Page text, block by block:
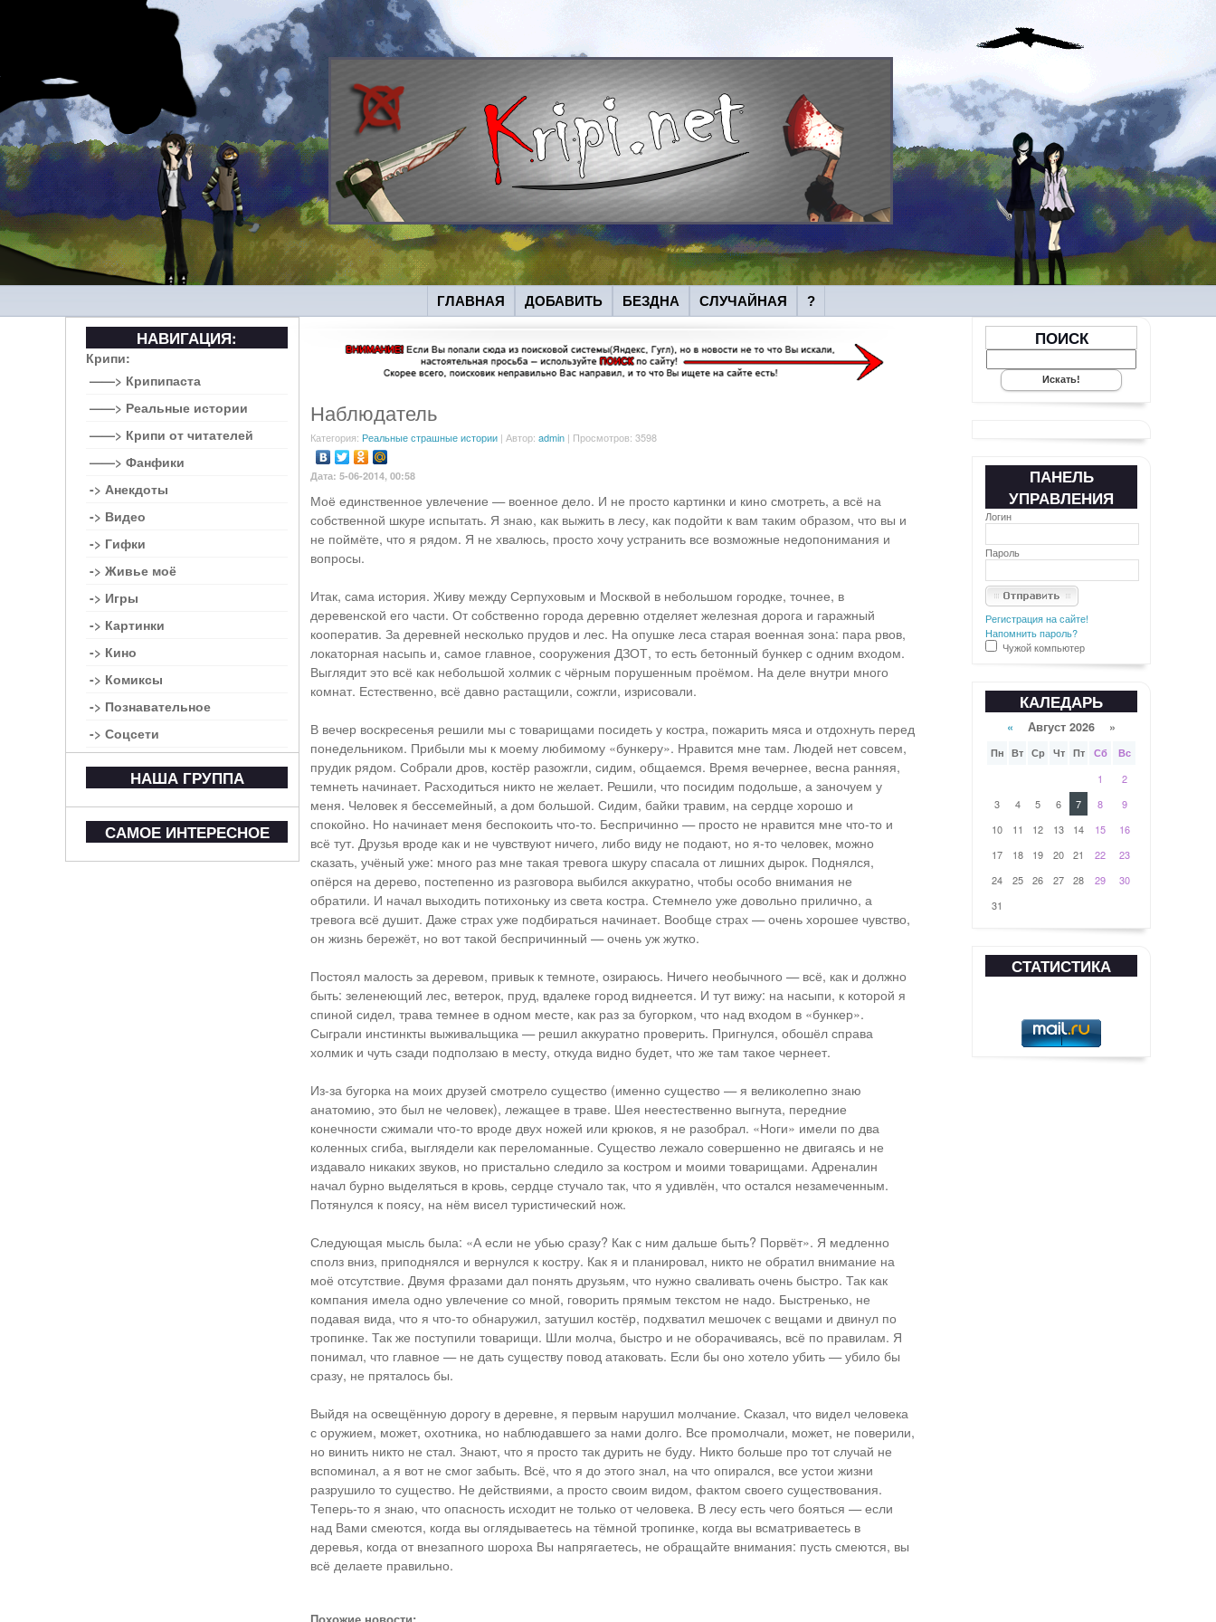
ГЛАВНАЯ ДОБАВИТЬ БЕЗДНА СЛУЧАЙНАЯ ?
Наблюдатель
Категория: Реальные страшные истории| Автор: admin| Просмотров: 3598
Дата: 5-06-2014, 00:58
Моё единственное увлечение — военное дело. И не просто картинки и кино смотреть, а всё на
собственной шкуре испытать. Я знаю, как выжить в лесу, как подойти к вам таким образом, что вы и
не поймёте, что я рядом. Я не хвалюсь, просто хочу устранить все возможные недопонимания и
вопросы.
Итак, сама история. Живу между Серпуховым и Москвой в небольшом городке, точнее, в
деревенской его части. От собственно города деревню отделяет железная дорога и гаражный
кооператив. За деревней несколько прудов и лес. На опушке леса старая военная зона: пара рвов,
локаторная насыпь и, самое главное, сооружения ДЗОТ, то есть бетонный бункер с одним входом.
Выглядит это всё как небольшой холмик с чёрным порушенным проёмом. На деле внутри много
комнат. Естественно, всё давно растащили, сожгли, изрисовали.
В вечер воскресенья решили мы с товарищами посидеть у костра, пожарить мяса и отдохнуть перед
понедельником. Прибыли мы к моему любимому «бункеру». Нравится мне там. Людей нет совсем,
прудик рядом. Собрали дров, костёр разожгли, сидим, общаемся. Время вечернее, весна ранняя,
темнеть начинает. Расходиться никто не желает. Решили, что посидим подольше, а заночуем у
меня. Человек я бессемейный, а дом большой. Сидим, байки травим, на сердце хорошо и
спокойно. Но начинает меня беспокоить что-то. Беспричинно — просто не нравится мне что-то и
всё тут. Друзья вроде как и не чувствуют ничего, либо виду не подают, но я-то человек, можно
сказать, учёный уже: много раз мне такая тревога шкуру спасала от лишних дырок. Поднялся,
опёрся на дерево, постепенно из разговора выбился аккуратно, чтобы особо внимания не
обратили. И начал выходить потихоньку из света костра. Стемнело уже довольно прилично, а
тревога всё душит. Даже страх уже подбираться начинает. Вообще страх — очень хорошее чувство,
он жизнь бережёт, но вот такой беспричинный — очень уж жутко.
Постоял малость за деревом, привык к темноте, озираюсь. Ничего необычного — всё, как и должно
быть: зеленеющий лес, ветерок, пруд, вдалеке город виднеется. И тут вижу: на насыпи, к которой я
спиной сидел, трава темнее в одном месте, как раз за бугорком, что над входом в «бункер».
Сыграли инстинкты выживальщика — решил аккуратно проверить. Пригнулся, обошёл справа
холмик и чуть сзади подползаю в месту, откуда видно будет, что же там такое чернеет.
Из-за бугорка на моих друзей смотрело существо (именно существо — я великолепно знаю
анатомию, это был не человек), лежащее в траве. Шея неестественно выгнута, передние
конечности сжимали что-то вроде двух ножей или крюков, я не разобрал. «Ноги» имели по два
коленных сгиба, выглядели как переломанные. Существо лежало совершенно не двигаясь и не
издавало никаких звуков, но пристально следило за костром и моими товарищами. Адреналин
начал бурно выделяться в кровь, сердце стучало так, что я удивлён, что остался незамеченным.
Потянулся к поясу, на нём висел туристический нож.
Следующая мысль была: «А если не убью сразу? Как с ним дальше быть? Порвёт». Я медленно
сполз вниз, приподнялся и вернулся к костру. Как я и планировал, никто не обратил внимание на
моё отсутствие. Двумя фразами дал понять друзьям, что нужно сваливать очень быстро. Так как
компания имела одно увлечение со мной, говорить прямым текстом не надо. Быстренько, не
подавая вида, что я что-то обнаружил, затушил костёр, подхватил мешочек с вещами и двинул по
тропинке. Так же поступили товарищи. Шли молча, быстро и не оборачиваясь, всё по правилам. Я
понимал, что главное — не дать существу повод атаковать. Если бы оно хотело убить — убило бы
сразу, не пряталось бы.
Выйдя на освещённую дорогу в деревне, я первым нарушил молчание. Сказал, что видел человека
с оружием, может, охотника, но наблюдавшего за нами долго. Все промолчали, может, не поверили,
но винить никто не стал. Знают, что я просто так дурить не буду. Никто больше про тот случай не
вспоминал, а я вот не смог забыть. Всё, что я до этого знал, на что опирался, все устои жизни
разрушило то существо. Не действиями, а просто своим видом, фактом своего существования.
Теперь-то я знаю, что опасность исходит не только от человека. В лесу есть чего бояться — если
над Вами смеются, когда вы оглядываетесь на тёмной тропинке, когда вы всматриваетесь в
деревья, когда от внезапного шороха Вы напрягаетесь, не обращайте внимания: пусть смеются, вы
всё делаете правильно.
НАВИГАЦИЯ:
Крипи:
——> Крипипаста
——> Реальные истории
——> Крипи от читателей
——> Фанфики
-> Анекдоты
-> Видео
-> Гифки
-> Живье моё
-> Игры
-> Картинки
-> Кино
-> Комиксы
-> Познавательное
-> Соцсети
НАША ГРУППА
САМОЕ ИНТЕРЕСНОЕ
ПОИСК
ПАНЕЛЬ
УПРАВЛЕНИЯ
Логин
Пароль
Регистрация на сайте!
Напомнить пароль?
Чужой компьютер
КАЛЕДАРЬ
« Август 2026 »
Пн Вт Ср Чт Пт Сб Вс
1
2
3
4 5 6 7 8
9
10
11 12 13 14 15
16
17
18 19 20 21 22
23
24
25 26 27 28 29
30
31
СТАТИСТИКА